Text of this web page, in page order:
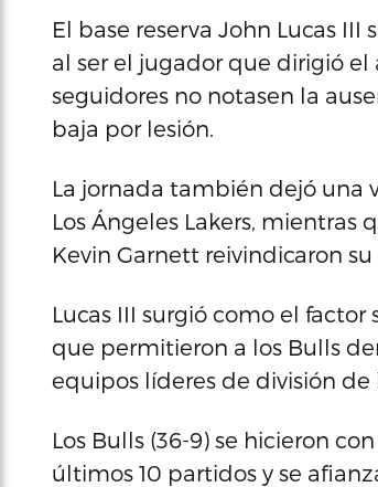
El base reserva John Lucas
al ser el jugador que dirigió
seguidores no notasen la
baja por lesión.
La jornada también dejó una
Los Ángeles Lakers, mientras
Kevin Garnett reivindicaron
Lucas III surgió como el
que permitieron a los Bulls
equipos líderes de división de
Los Bulls (36-9) se hicieron
últimos 10 partidos y se